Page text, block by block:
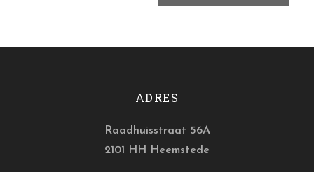
ADRES
Raadhuisstraat 56A
2101 HH Heemstede